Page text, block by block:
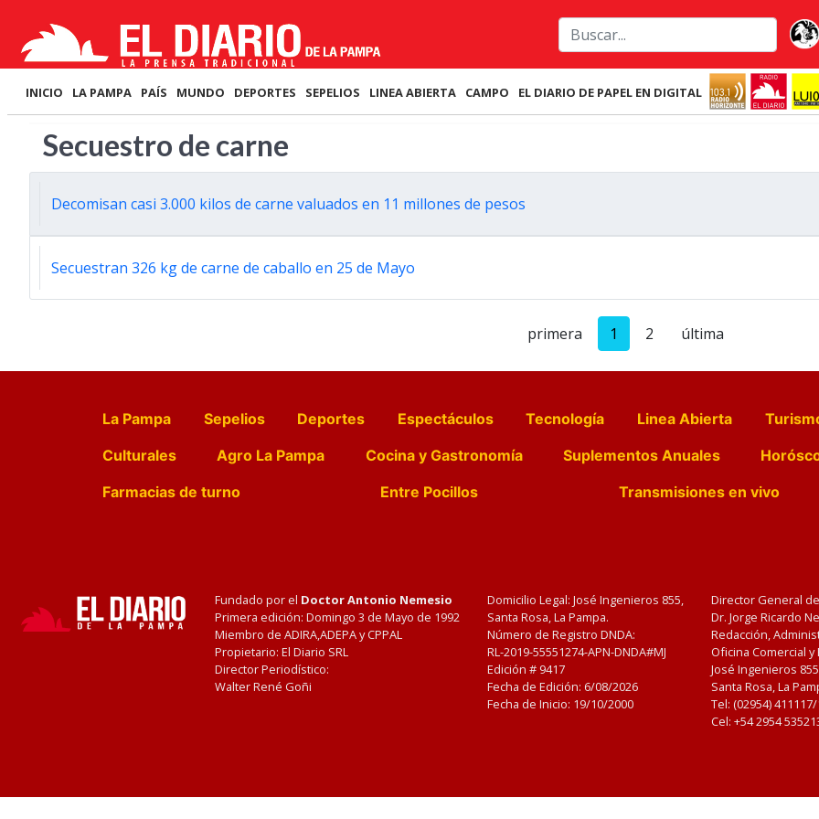
INICIO LA PAMPA PAÍS MUNDO DEPORTES SEPELIOS LINEA ABIERTA CAMPO EL DIARIO DE PAPEL EN DIGITAL
Secuestro de carne
Decomisan casi 3.000 kilos de carne valuados en 11 millones de pesos
Secuestran 326 kg de carne de caballo en 25 de Mayo
primera 1 2 última
La Pampa Sepelios Deportes Espectáculos Tecnología Linea Abierta
Culturales
Agro La Pampa Cocina y Gastronomía Suplementos Anuales
Farmacias de turno
Entre Pocillos Transmisiones en vivo
Fundado por el Doctor Antonio Nemesio
Primera edición: Domingo 3 de Mayo de 1992
Miembro de ADIRA,ADEPA y CPPAL
Propietario: El Diario SRL
Director Periodístico:
Walter René Goñi
Domicilio Legal: José Ingenieros 855,
Santa Rosa, La Pampa.
Número de Registro DNDA:
RL-2019-55551274-APN-DNDA#MJ
Edición # 9417
Fecha de Edición: 6/08/2026
Fecha de Inicio: 19/10/2000
Director General
Dr. Jorge Ricardo
Redacción,
Oficina Comercial
José Ingenieros
Santa Rosa, La
Tel: (02954)
Cel: +54 2954